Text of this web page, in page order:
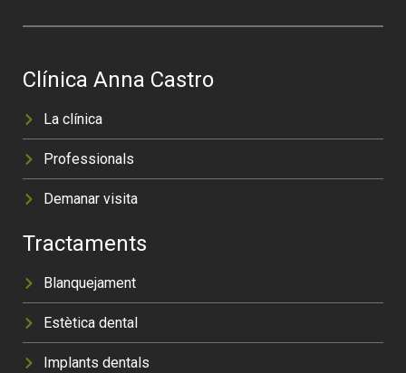
Clínica Anna Castro
La clínica
Professionals
Demanar visita
Tractaments
Blanquejament
Estètica dental
Implants dentals